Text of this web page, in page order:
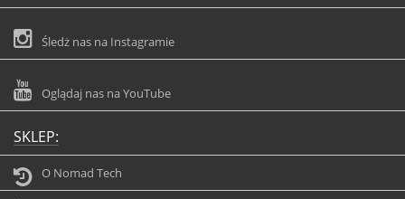
Śledż nas na Instagramie
Oglądaj nas na YouTube
SKLEP:
O Nomad Tech